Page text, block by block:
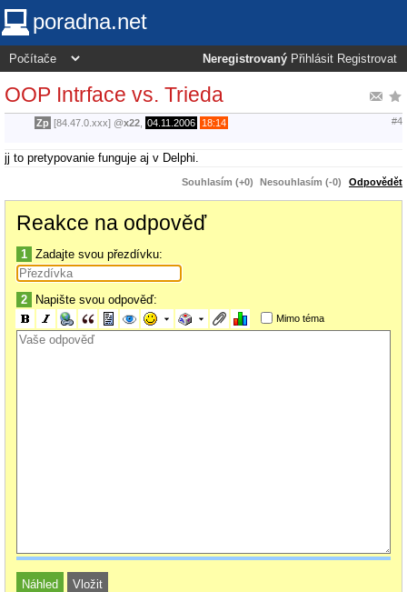
poradna.net
Neregistrovaný Přihlásit Registrovat
OOP Intrface vs. Trieda
Zp [84.47.0.xxx] @x22 04.11.2006 18:14 #4
jj to pretypovanie funguje aj v Delphi.
Souhlasím (+0) Nesouhlasím (-0) Odpovědět
Reakce na odpověď
1 Zadajte svou přezdívku:
2 Napište svou odpověď:
Mimo téma